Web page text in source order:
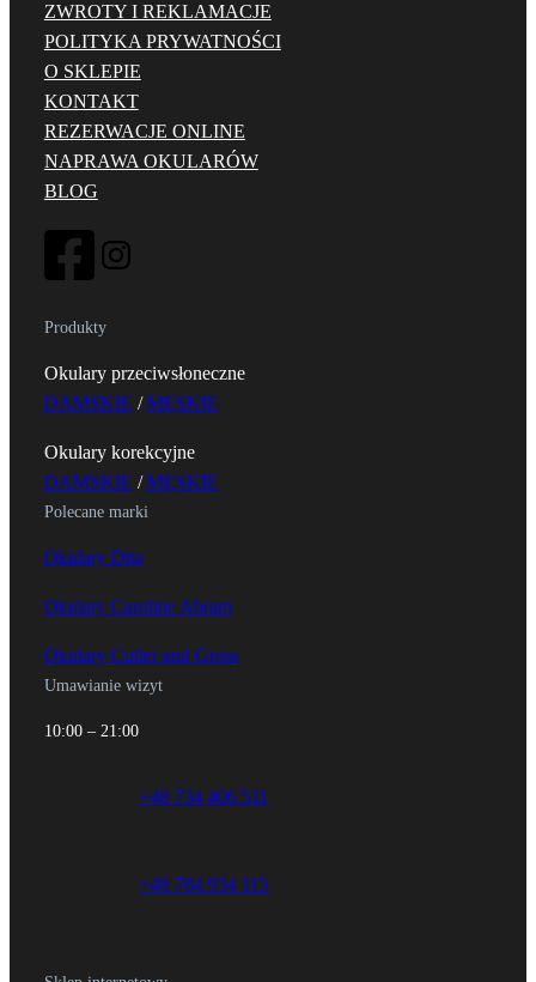
ZWROTY I REKLAMACJE
POLITYKA PRYWATNOŚCI
O SKLEPIE
KONTAKT
REZERWACJE ONLINE
NAPRAWA OKULARÓW
BLOG
Produkty
Okulary przeciwsłoneczne
DAMSKIE /MĘSKIE
Okulary korekcyjne
DAMSKIE /MĘSKIE
Polecane marki
Okulary Dita
Okulary Caroline Abram
Okulary Cutler and Gross
Umawianie wizyt
10:00 – 21:00
+48 734 406 511
+48 784 934 115